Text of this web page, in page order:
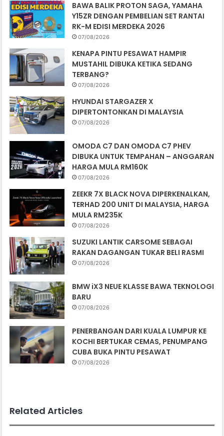
BAWA BALIK PROTON SAGA, YAMAHA
Y15ZR DENGAN PEMBELIAN SET RANTAI
RK-M EDISI MERDEKA 2026
07/08/2026
KENAPA PINTU PESAWAT HAMPIR
MUSTAHIL DIBUKA KETIKA SEDANG
TERBANG?
07/08/2026
HYUNDAI STARGAZER X
DIPERTONTONKAN DI MALAYSIA
07/08/2026
OMODA C7 DAN OMODA C7 PHEV
DIBUKA UNTUK TEMPAHAN – ANGGARAN
HARGA MULA RM160K
07/08/2026
ZEEKR 7X BLACK NOVA DIPERKENALKAN,
TERHAD 200 UNIT DI MALAYSIA, HARGA
MULA RM235K
07/08/2026
SUZUKI LANTIK CARSOME SEBAGAI
RAKAN DAGANGAN TUKAR BELI RASMI
07/08/2026
BMW iX3 NEUE KLASSE BAWA TEKNOLOGI
BARU
07/08/2026
PENERBANGAN DARI KUALA LUMPUR KE
KOCHI BERTUKAR CEMAS, PENUMPANG
CUBA BUKA PINTU PESAWAT
07/08/2026
Related Articles